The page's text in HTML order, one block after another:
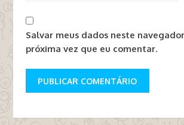
Salvar meus dados neste
próxima vez que eu comentar.